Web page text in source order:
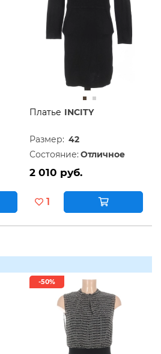
Платье INCITY
Размер: 42
Состояние: Отличное
2 010 руб.
1
-50%